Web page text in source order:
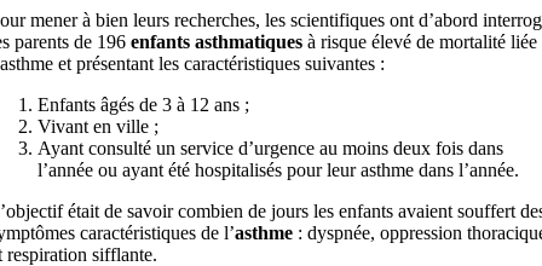
mener à bien leurs recherches, les scientifiques ont d’abord
parents de 196 enfants asthmatiquesà risque élevé de mortalité liée
et présentant les caractéristiques suivantes :
Enfants âgés de 3 à 12 ans ;
Vivant en ville ;
Ayant consulté un service d’urgence au moins deux fois dans
l’année ou ayant été hospitalisés pour leur asthme dans l’année.
était de savoir combien de jours les enfants avaient souffert
caractéristiques de l’asthme: dyspnée, oppression
respiration sifflante.